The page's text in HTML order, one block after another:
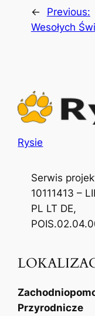
←
Previous:
Wesołych
Rysie
Serwis
10111413 –
PL LT DE,
Przyrodnicze